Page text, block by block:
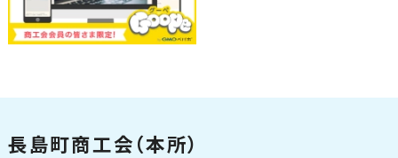
長島町商工会（本所）